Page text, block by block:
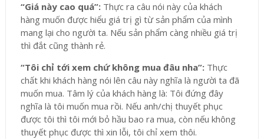
“Giá này cao quá”: Thực ra câu nói này của khách
hàng muốn được hiểu giá trị gì từ sản phẩm của mình
mang lại cho người ta. Nếu sản phẩm càng nhiều giá trị
thì đắt cũng thành rẻ.
“Tôi chỉ tới xem chứ không mua đâu nha”: Thực
chất khi khách hàng nói lên câu này nghĩa là người ta đã
muốn mua. Tâm lý của khách hàng là: Tôi đứng đây
nghĩa là tôi muốn mua rồi. Nếu anh/chị thuyết phục
được tôi thì tôi mới bỏ hầu bao ra mua, còn nếu không
thuyết phục được thì xin lỗi, tôi chỉ xem thôi.